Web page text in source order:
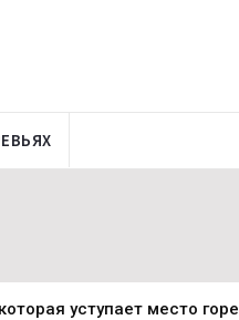
уступает место горе